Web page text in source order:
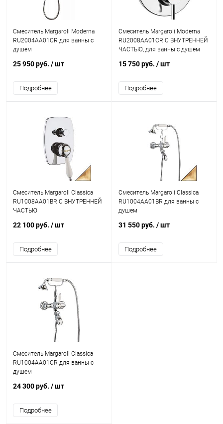
Смеситель Margaroli Moderna
RU2004AA01CR для ванны с
душем
25 950 руб. / шт
Подробнее
Смеситель Margaroli Moderna
RU2008AA01CR С ВНУТРЕННЕЙ
ЧАСТЬЮ, для ванны с душем
15 750 руб. / шт
Подробнее
Смеситель Margaroli Classica
RU1008AA01BR С ВНУТРЕННЕЙ
ЧАСТЬЮ
22 100 руб. / шт
Подробнее
Смеситель Margaroli Classica
RU1004AA01BR для ванны с
душем
31 550 руб. / шт
Подробнее
Смеситель Margaroli Classica
RU1004AA01CR для ванны с
душем
24 300 руб. / шт
Подробнее